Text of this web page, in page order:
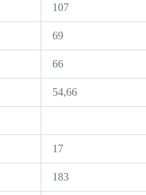
107
69
66
54,66
17
183